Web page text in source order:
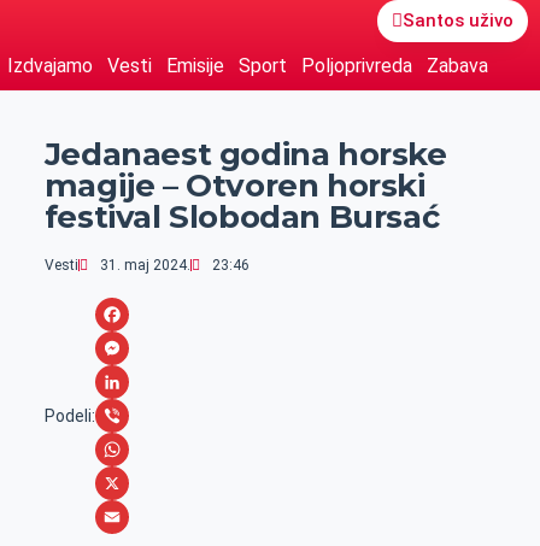
Santos uživo
Izdvajamo Vesti Emisije Sport Poljoprivreda Zabava
Jedanaest godina horske
magije – Otvoren horski
festival Slobodan Bursać
Vesti 31. maj 2024. 23:46
Podeli:
F
a
c
e
b
o
M
e
s
s
e
L
i
n
k
V
i
b
W
h
X